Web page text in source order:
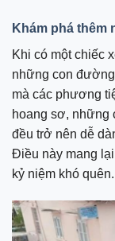
Khám phá thêm
Khi có một chiếc
những con
mà các phương
hoang sơ, những
đều trở nên dễ
Điều này mang
kỷ niệm khó quên.